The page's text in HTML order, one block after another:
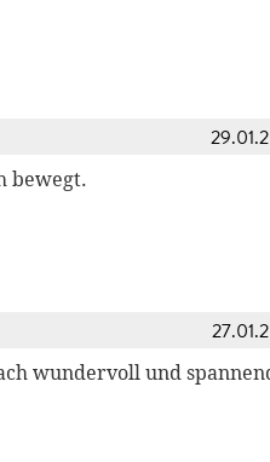
bewegt.
wundervoll und